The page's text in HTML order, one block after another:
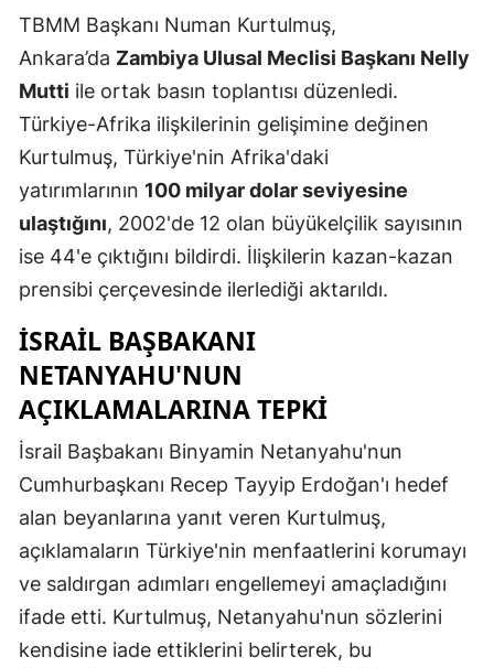
Erzurum
Eskişehir
Gümüşhane
İstanbul
Kastamonu
TBMM Başkanı Numan Kurtulmuş,
Ankara’da Zambiya Ulusal Meclisi Başkanı Nelly
Mutti ile ortak basın toplantısı düzenledi.
Türkiye-Afrika ilişkilerinin gelişimine değinen
Kurtulmuş, Türkiye'nin Afrika'daki
yatırımlarının 100 milyar dolar seviyesine
ulaştığını, 2002'de 12 olan büyükelçilik sayısının
ise 44'e çıktığını bildirdi. İlişkilerin kazan-kazan
prensibi çerçevesinde ilerlediği aktarıldı.
İSRAIL BAŞBAKANI
NETANYAHU'NUN
AÇIKLAMALARINA TEPKI
İsrail Başbakanı Binyamin Netanyahu'nun
Cumhurbaşkanı Recep Tayyip Erdoğan'ı hedef
alan beyanlarına yanıt veren Kurtulmuş,
açıklamaların Türkiye'nin menfaatlerini korumayı
ve saldırgan adımları engellemeyi amaçladığını
ifade etti. Kurtulmuş, Netanyahu'nun sözlerini
kendisine iade ettiklerini belirterek, bu